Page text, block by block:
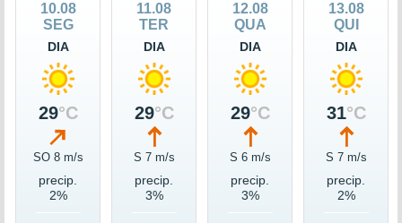
10.08
SEG
DIA
29°C
SO 8 m/s
precip.
2%
11.08
TER
DIA
29°C
S 7 m/s
precip.
3%
12.08
QUA
DIA
29°C
S 6 m/s
precip.
3%
13.08
QUI
DIA
31°C
S 7 m/s
precip.
2%